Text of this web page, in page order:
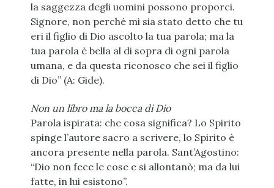
la saggezza degli uomini possono proporci.
Signore, non perché mi sia stato detto che tu
eri il figlio di Dio ascolto la tua parola; ma la
tua parola è bella al di sopra di ogni parola
umana, e da questa riconosco che sei il figlio
di Dio” (A: Gide).
Non un libro ma la bocca di Dio
Parola ispirata: che cosa significa? Lo Spirito
spinge l’autore sacro a scrivere, lo Spirito è
ancora presente nella parola. Sant’Agostino:
“Dio non fece le cose e si allontanò; ma da lui
fatte, in lui esistono”.